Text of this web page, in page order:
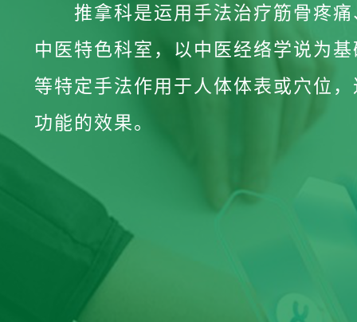
推拿科是运用手法治疗筋骨疼
中医特色科室，以中医经络学说为
等特定手法作用于人体体表或穴位
功能的效果。